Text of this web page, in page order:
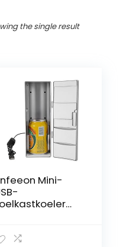
the single result
Mini-
met